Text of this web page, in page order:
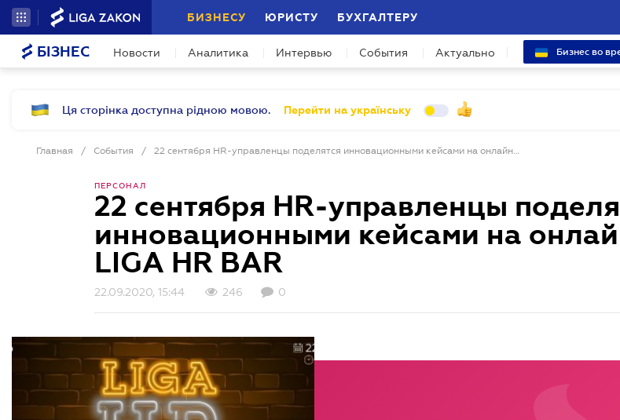
БИЗНЕСУ ЮРИСТУ БУХГАЛТЕРУ
БІЗНЕС Новости Аналитика Интервью События Актуально Бизнес во
Ця сторінка доступна рідною мовою. Перейти на українську
Главная / События / 22 сентября HR-управленцы поделятся инновационными кейсами на онлайн-форуме LIGA HR BAR
ПЕРСОНАЛ
22 сентября HR-управленцы
инновационными кейсами на
LIGA HR BAR
22.09.2020, 15:44 246 0